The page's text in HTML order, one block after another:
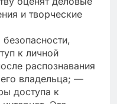
и творческие
к личной
распознавания
владельца; —
доступа к